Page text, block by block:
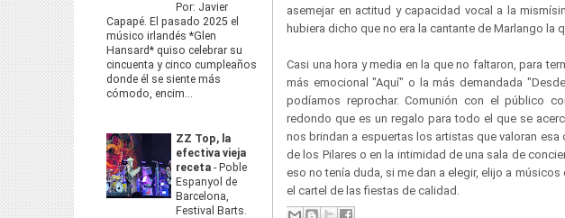
Por: Javier
Capapé. El pasado 2025 el
músico irlandés *Glen
Hansard* quiso celebrar su
cincuenta y cinco cumpleaños
donde él se siente más
cómodo, encim...
ZZ Top, la
efectiva vieja
receta - Poble
Espanyol de
Barcelona,
Festival Barts.
asemejar en actitud y capacidad vocal a la
hubiera dicho que no era la cantante de Marlango la
Casi una hora y media en la que no faltaron, para
más emocional "Aquí" o la más demandada
podíamos reprochar. Comunión con el público
redondo que es un regalo para todo el que se
nos brindan a espuertas los artistas que valoran
de los Pilares o en la intimidad de una sala de
eso no tenía duda, si me dan a elegir, elijo a
el cartel de las fiestas de calidad.